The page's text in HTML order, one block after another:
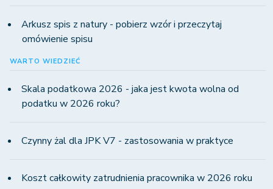
Arkusz spis z natury - pobierz wzór i przeczytaj
omówienie spisu
WARTO WIEDZIEĆ
Skala podatkowa 2026 - jaka jest kwota wolna od
podatku w 2026 roku?
Czynny żal dla JPK V7 - zastosowania w praktyce
Koszt całkowity zatrudnienia pracownika w 2026 roku